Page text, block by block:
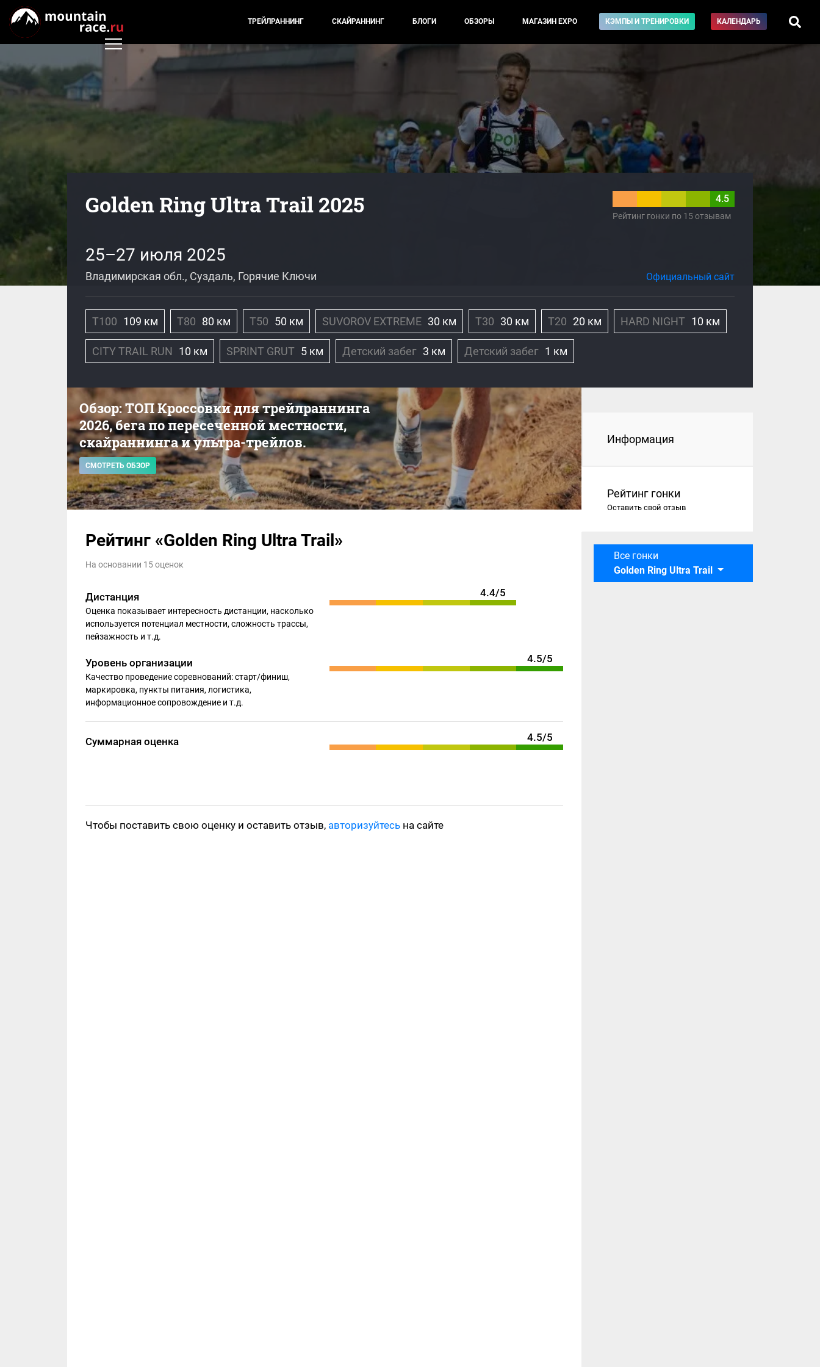
ТРЕЙЛРАННИНГ СКАЙРАННИНГ БЛОГИ ОБЗОРЫ МАГАЗИН EXPO КЭМПЫ И ТРЕНИРОВКИ КАЛЕНДАРЬ
Golden Ring Ultra Trail 2025 4.5
Рейтинг гонки по 15 отзывам
25–27 июля 2025
Владимирская обл., Суздаль, Горячие Ключи Официальный сайт
T100 109 км T80 80 км T50 50 км SUVOROV EXTREME 30 км T30 30 км T20 20 км HARD NIGHT 10 км
CITY TRAIL RUN 10 км SPRINT GRUT 5 км Детский забег 3 км Детский забег 1 км
Обзор: ТОП Кроссовки для трейлраннинга
2026, бега по пересеченной местности,
скайраннинга и ультра-трейлов.
СМОТРЕТЬ ОБЗОР
Рейтинг «Golden Ring Ultra Trail»
На основании 15 оценок
Дистанция
Оценка показывает интересность дистанции, насколько
используется потенциал местности, сложность трассы,
пейзажность и т.д.
4.4/5
Уровень организации
Качество проведение соревнований: старт/финиш,
маркировка, пункты питания, логистика,
информационное сопровождение и т.д.
4.5/5
Суммарная оценка 4.5/5
Чтобы поставить свою оценку и оставить отзыв, авторизуйтесь на сайте
Информация
Рейтинг гонки
Оставить свой отзыв
Все гонки
Golden Ring Ultra Trail